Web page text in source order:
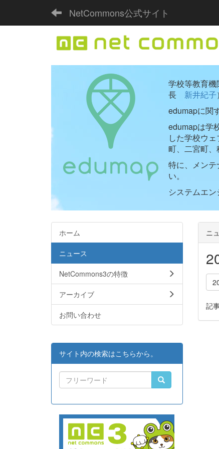
NetCommons公式サイト
学校等教育機
長 新井紀子
edumapに関
edumapは学
した学校ウ
町、二宮町、
特に、メン
い。
システムエ
ニ
記
ホーム
ニュース
NetCommons3の特徴
アーカイブ
お問い合わせ
サイト内の検索はこちらから。